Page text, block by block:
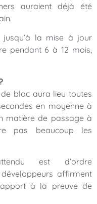
auraient déjà été
jusqu’à la mise à jour
pendant 6 à 12 mois,
bloc aura lieu toutes
en moyenne à
matière de passage à
pas beaucoup les
est d’ordre
affirment
à la preuve de